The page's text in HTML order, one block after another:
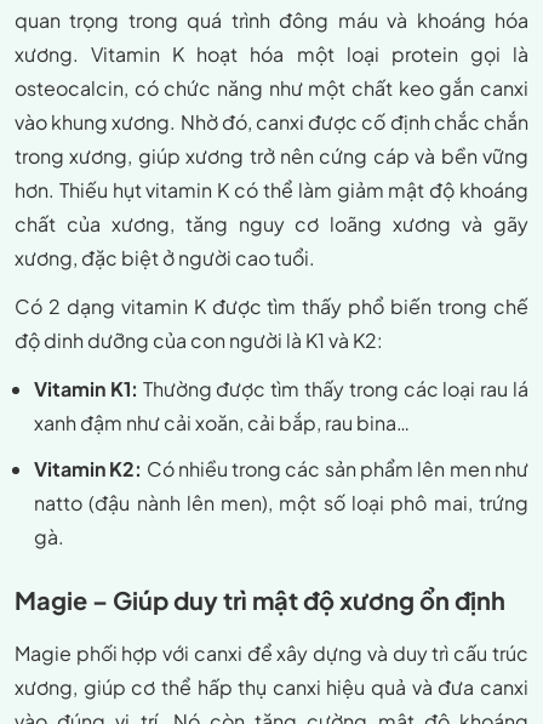
quan trọng trong quá trình đông máu và khoáng hóa
xương. Vitamin K hoạt hóa một loại protein gọi là
osteocalcin, có chức năng như một chất keo gắn canxi
vào khung xương. Nhờ đó, canxi được cố định chắc chắn
trong xương, giúp xương trở nên cứng cáp và bền vững
hơn. Thiếu hụt vitamin K có thể làm giảm mật độ khoáng
chất của xương, tăng nguy cơ loãng xương và gãy
xương, đặc biệt ở người cao tuổi.
Có 2 dạng vitamin K được tìm thấy phổ biến trong chế
độ dinh dưỡng của con người là K1 và K2:
Vitamin K1: Thường được tìm thấy trong các loại rau lá
xanh đậm như cải xoăn, cải bắp, rau bina…
Vitamin K2: Có nhiều trong các sản phẩm lên men như
natto (đậu nành lên men), một số loại phô mai, trứng
gà.
Magie – Giúp duy trì mật độ xương ổn định
Magie phối hợp với canxi để xây dựng và duy trì cấu trúc
xương, giúp cơ thể hấp thụ canxi hiệu quả và đưa canxi